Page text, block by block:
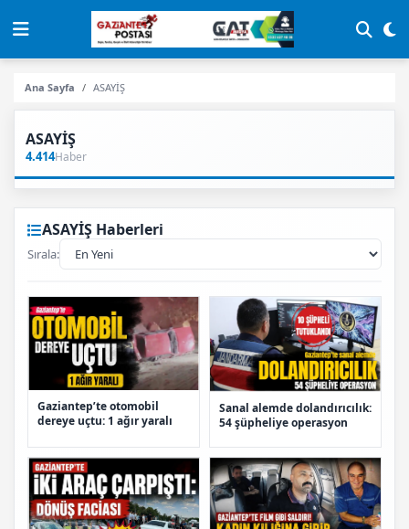
Ana Sayfa ASAYİŞ
ASAYİŞ
4.414Haber
ASAYİŞ Haberleri
Sırala:
Gaziantep’te otomobil
dereye uçtu: 1 ağır yaralı
Sanal alemde dolandırıcılık:
54 şüpheliye operasyon